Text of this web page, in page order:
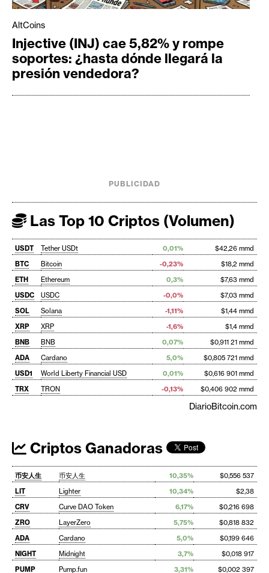
AltCoins
Injective (INJ) cae 5,82% y rompe
soportes: ¿hasta dónde llegará la
presión vendedora?
PUBLICIDAD
Las Top 10 Criptos (Volumen)
USDT Tether USDt 0,01%
$42,26 mmd
BTC
Bitcoin -0,23%
$18,2 mmd
ETH
Ethereum 0,3%
$7,63 mmd
USDC
USDC -0,0%
$7,03 mmd
SOL
Solana -1,11%
$1,44 mmd
XRP
XRP -1,6%
$1,4 mmd
BNB
BNB 0,07%
$0,911 21 mmd
ADA
Cardano 5,0%
$0,805 721 mmd
USD1
World Liberty Financial USD 0,01%
$0,616 901 mmd
TRX
TRON -0,13% $0,406 902 mmd
DiarioBitcoin.com
Criptos Ganadoras
币安人生 币安人生 10,35%
$0,556 537
LIT
Lighter 10,34%
$2,38
CRV
Curve DAO Token 6,17%
$0,216 698
ZRO
LayerZero 5,75%
$0,818 832
ADA
Cardano 5,0%
$0,199 646
NIGHT
Midnight 3,7%
$0,018 917
PUMP
Pump.fun 3,31% $0,002 397